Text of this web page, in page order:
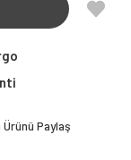
Ürünü Paylaş